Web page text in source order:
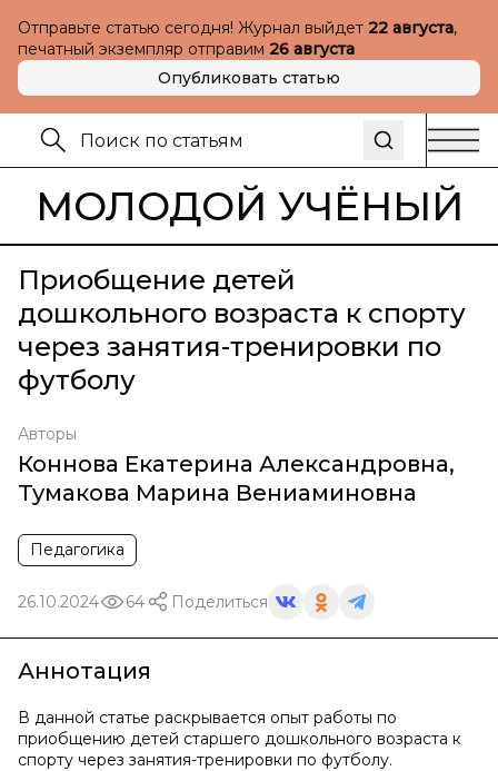
Отправьте статью сегодня! Журнал выйдет 22 августа,
печатный экземпляр отправим 26 августа
Опубликовать статью
МОЛОДОЙ УЧЁНЫЙ
Приобщение детей
дошкольного возраста к спорту
через занятия-тренировки по
футболу
Авторы
Коннова Екатерина Александровна,
Тумакова Марина Вениаминовна
Педагогика
26.10.2024 64 Поделиться
Аннотация
В данной статье раскрывается опыт работы по
приобщению детей старшего дошкольного возраста к
спорту через занятия-тренировки по футболу.